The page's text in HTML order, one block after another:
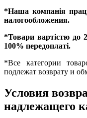
*Наша компанія
налогообложения.
*Товари вартістю до
100% передоплаті.
*Все категории
подлежат возврату и
Условия
надлежащего